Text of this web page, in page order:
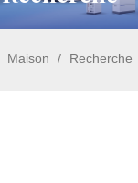
Maison / Recherche